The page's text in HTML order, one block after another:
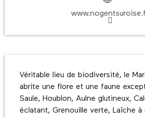
Véritable lieu de biodiversité, le
abrite une flore et une faune
Saule, Houblon, Aulne glutineux,
éclatant, Grenouille verte, Laîche à